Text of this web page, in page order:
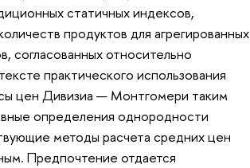
статичных индексов,
продуктов для агрегированных
относительно
практического использования
цен Дивизиа — Монтгомери таким
определения однородности
методы расчета средних цен
Предпочтение отдается